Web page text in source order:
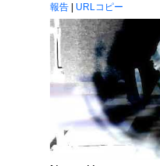
報告
URLコピー